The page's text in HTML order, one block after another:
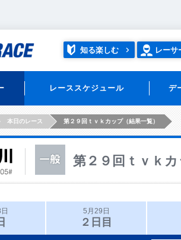
知る楽しむ レーサ
レーススケジュール デ
本日のレース 第２９回ｔｖｋカップ（結果一覧）
第２９回ｔｖｋ
5月29日
２日目